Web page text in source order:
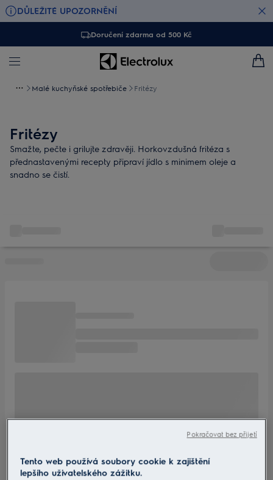
DŮLEŽITÉ UPOZORNĚNÍ
Doručení zdarma od 500 Kč
Malé kuchyňské spotřebiče Fritézy
Fritézy
Smažte, pečte i grilujte zdravěji. Horkovzdušná fritéza s
přednastavenými recepty připraví jídlo s minimem oleje a
snadno se čistí.
Tento web používá soubory cookie k zajištění
lepšího uživatelského zážitku.
Pokračovat bez přijetí